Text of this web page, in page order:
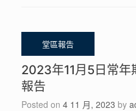
2023年11月5日常年
報告
Posted on 4 11 月, 2023 by